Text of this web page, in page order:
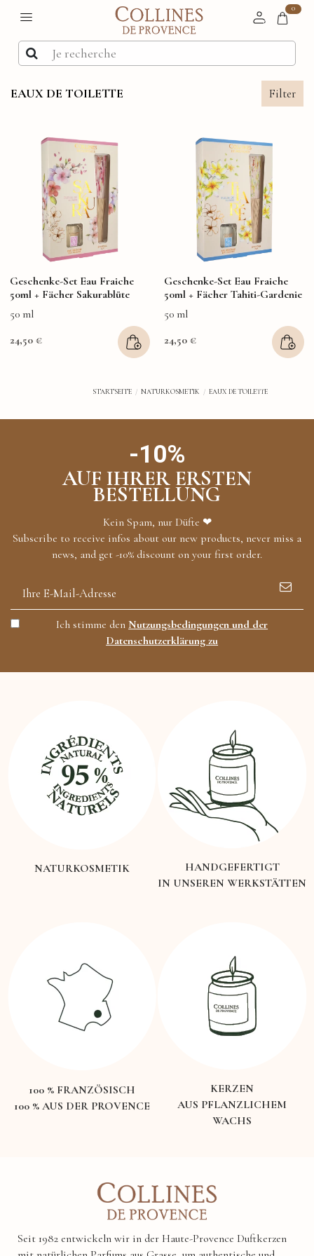
0
EAUX DE TOILETTE Filter
Geschenke-Set Eau Fraiche
50ml + Fächer Sakurablüte
50 ml
24,50 €
Geschenke-Set Eau Fraiche
50ml + Fächer Tahiti-Gardenie
50 ml
24,50 €
STARTSEITE NATURKOSMETIK EAUX DE TOILETTE
-10%
AUF IHRER ERSTEN
BESTELLUNG
Kein Spam, nur Düfte ❤
Subscribe to receive infos about our new products, never miss a
news, and get -10% discount on your first order.
Ich stimme denNutzungsbedingungen und der
Datenschutzerklärung zu
NATURKOSMETIK
HANDGEFERTIGT
IN UNSEREN WERKSTÄTTEN
100 % FRANZÖSISCH
100 % AUS DER PROVENCE
KERZEN
AUS PFLANZLICHEM
WACHS
Seit 1982 entwickeln wir in der Haute-Provence Duftkerzen